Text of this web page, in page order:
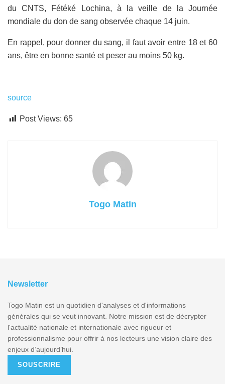
du CNTS, Fétéké Lochina, à la veille de la Journée
mondiale du don de sang observée chaque 14 juin.
En rappel, pour donner du sang, il faut avoir entre 18 et 60
ans, être en bonne santé et peser au moins 50 kg.
source
Post Views: 65
Togo Matin
Newsletter
Togo Matin est un quotidien d'analyses et d'informations
générales qui se veut innovant. Notre mission est de décrypter
l'actualité nationale et internationale avec rigueur et
professionnalisme pour offrir à nos lecteurs une vision claire des
enjeux d’aujourd’hui.
SOUSCRIRE